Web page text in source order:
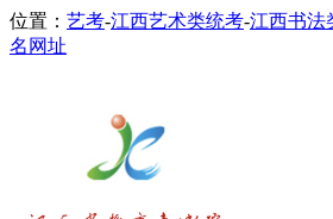
位置： 艺考-江西艺术类统考-江西书法
名网址